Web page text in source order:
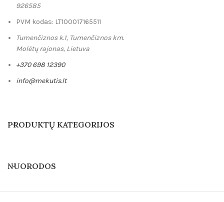
926585
PVM kodas: LT100017165511
Tumenčiznos k.1, Tumenčiznos km.
Molėtų rajonas, Lietuva
+370 698 12390
info@mekutis.lt
PRODUKTŲ KATEGORIJOS
NUORODOS